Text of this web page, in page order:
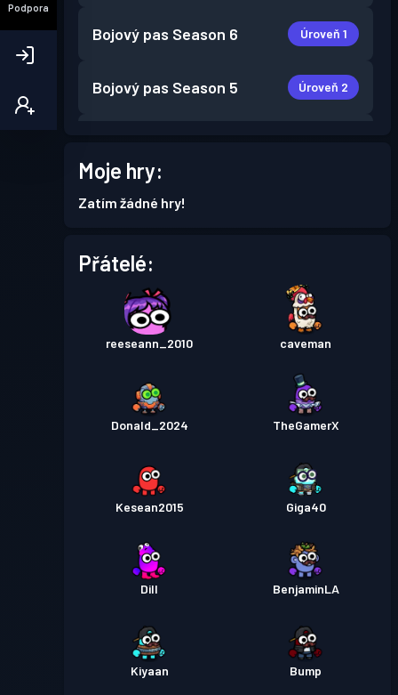
Podpora
Bojový pas Season 6 Úroveň 1
Bojový pas Season 5 Úroveň 2
Bojový pas Season 3
Bojový pas Úroveň 1
Moje hry:
Zatím žádné hry!
Přátelé:
reeseann_2010 caveman
Donald_2024 TheGamerX
Kesean2015 Giga40
Dill BenjaminLA
Kiyaan Bump